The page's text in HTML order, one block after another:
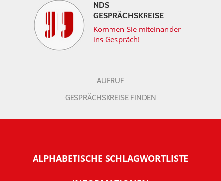
NDS
GESPRÄCHSKREISE
Kommen Sie miteinander
ins Gespräch!
AUFRUF
GESPRÄCHSKREISE FINDEN
ALPHABETISCHE SCHLAGWORTLISTE